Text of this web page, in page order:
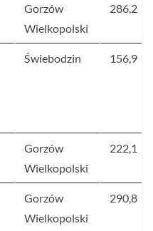
Gorzów
Wielkopolski
286,2
Świebodzin 156,9
Gorzów
Wielkopolski
222,1
Gorzów
Wielkopolski
290,8